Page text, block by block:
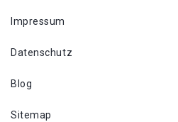
Impressum
Datenschutz
Blog
Sitemap